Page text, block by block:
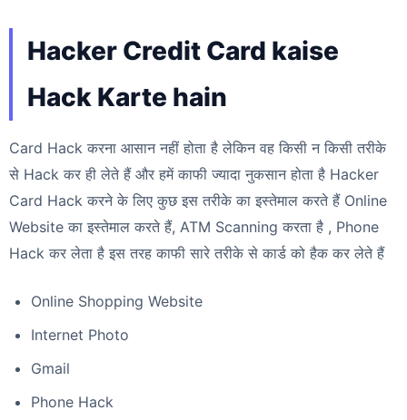
Hacker Credit Card kaise
Hack Karte hain
Card Hack करना आसान नहीं होता है लेकिन वह किसी न किसी तरीके
से Hack कर ही लेते हैं और हमें काफी ज्यादा नुकसान होता है Hacker
Card Hack करने के लिए कुछ इस तरीके का इस्तेमाल करते हैं Online
Website का इस्तेमाल करते हैं, ATM Scanning करता है , Phone
Hack कर लेता है इस तरह काफी सारे तरीके से कार्ड को हैक कर लेते हैं
Online Shopping Website
Internet Photo
Gmail
Phone Hack